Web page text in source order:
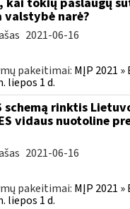
narė?
2021-06-16
pakeitimai: MĮP 2021
liepos 1 d.
schemą rinktis
vidaus nuotoline
2021-06-16
pakeitimai: MĮP 2021
liepos 1 d.